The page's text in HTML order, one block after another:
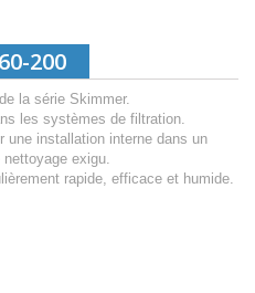
200
la série Skimmer.
les systèmes de filtration.
une installation interne dans un
exigu.
rapide, efficace et humide.